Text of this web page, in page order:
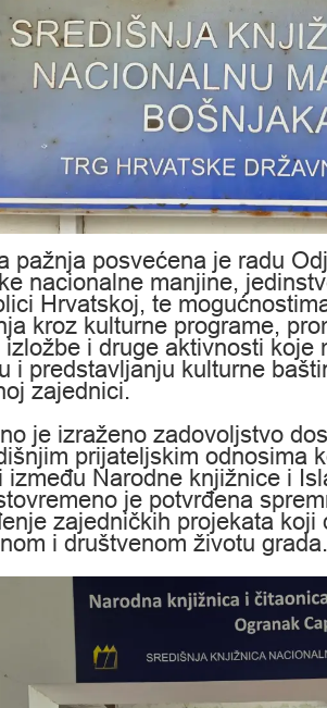
pažnja posvećena je radu
nacionalne manjine,
Hrvatskoj, te
kroz kulturne programe,
izložbe i druge aktivnosti koje
i predstavljanju kulturne
zajednici.
je izraženo zadovoljstvo
prijateljskim odnosima
između Narodne knjižnice i
je potvrđena
zajedničkih projekata koji
i društvenom životu grada.